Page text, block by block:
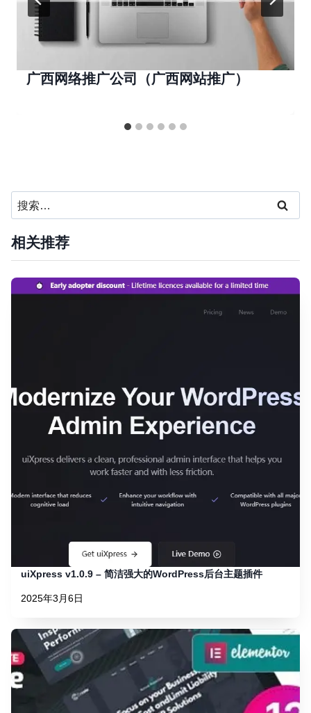
广西网络推广公司（广西网站推广）
搜
索：
相关推荐
uiXpress v1.0.9 – 简洁强大的WordPress后台主题插件
2025年3月6日